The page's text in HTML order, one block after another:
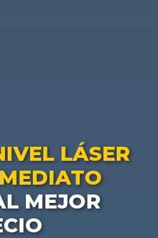
LÁSER
MEJOR